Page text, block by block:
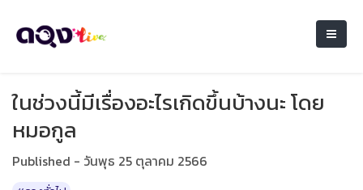
ในช่วงนี้มีเรื่องอะไรเกิดขึ้นบ้างนะ โดย
หมอกูล
Published - วันพุธ 25 ตุลาคม 2566